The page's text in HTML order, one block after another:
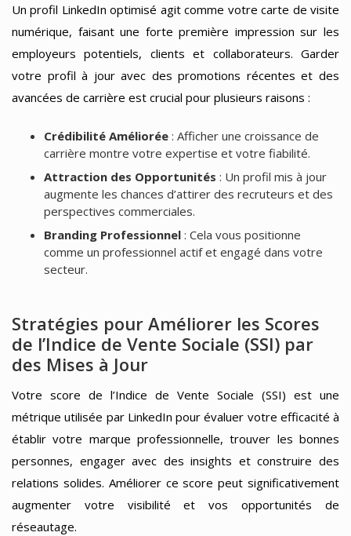
Un profil LinkedIn optimisé agit comme votre carte de visite
numérique, faisant une forte première impression sur les
employeurs potentiels, clients et collaborateurs. Garder
votre profil à jour avec des promotions récentes et des
avancées de carrière est crucial pour plusieurs raisons :
Crédibilité Améliorée: Afficher une croissance de
carrière montre votre expertise et votre fiabilité.
Attraction des Opportunités : Un profil mis à jour
augmente les chances d’attirer des recruteurs et des
perspectives commerciales.
Branding Professionnel: Cela vous positionne
comme un professionnel actif et engagé dans votre
secteur.
Stratégies pour Améliorer les Scores
de l’Indice de Vente Sociale (SSI) par
des Mises à Jour
Votre score de l’Indice de Vente Sociale (SSI) est une
métrique utilisée par LinkedIn pour évaluer votre efficacité à
établir votre marque professionnelle, trouver les bonnes
personnes, engager avec des insights et construire des
relations solides. Améliorer ce score peut significativement
augmenter votre visibilité et vos opportunités de
réseautage.